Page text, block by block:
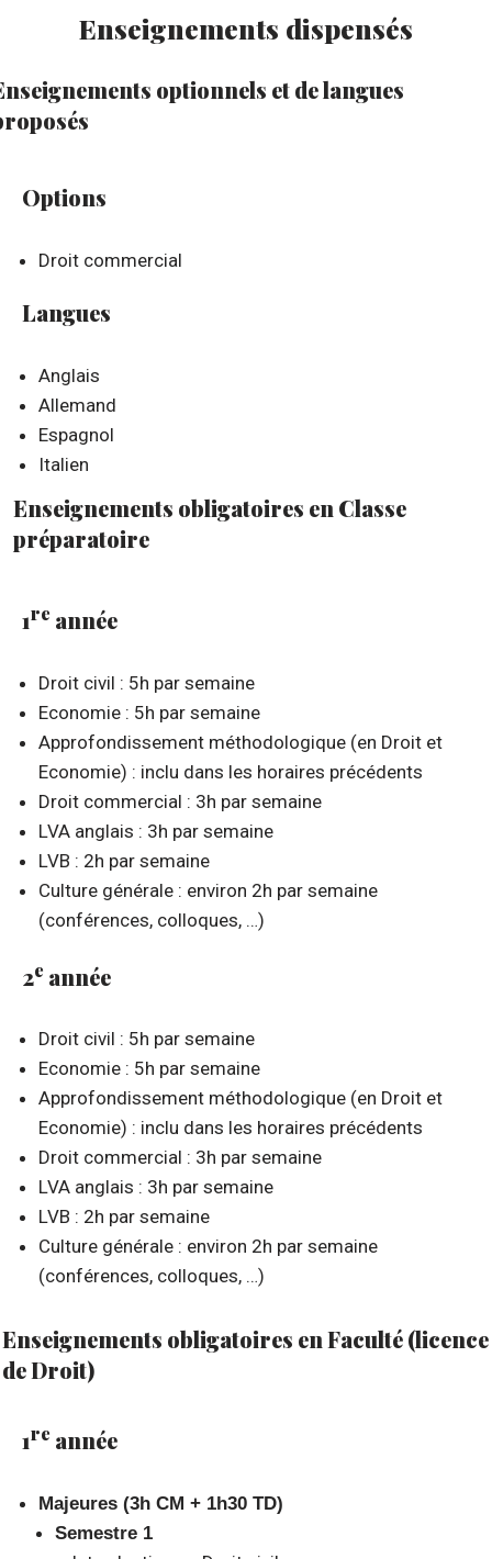
Enseignements dispensés
optionnels et de langues
Options
Droit commercial
Langues
Anglais
Allemand
Espagnol
Italien
Enseignements obligatoires en Classe
préparatoire
1re année
Droit civil : 5h par semaine
Economie : 5h par semaine
Approfondissement méthodologique (en Droit et
Economie) : inclu dans les horaires précédents
Droit commercial : 3h par semaine
LVA anglais : 3h par semaine
LVB : 2h par semaine
Culture générale : environ 2h par semaine
(conférences, colloques, …)
2e année
Droit civil : 5h par semaine
Economie : 5h par semaine
Approfondissement méthodologique (en Droit et
Economie) : inclu dans les horaires précédents
Droit commercial : 3h par semaine
LVA anglais : 3h par semaine
LVB : 2h par semaine
Culture générale : environ 2h par semaine
(conférences, colloques, …)
Enseignements obligatoires en Faculté (licence
de Droit)
1re année
Majeures (3h CM + 1h30 TD)
Semestre 1